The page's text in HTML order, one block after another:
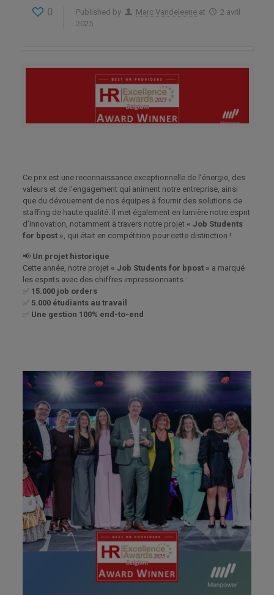
0 Published by Marc Vandeleene at
2 avril
2025
Ce prix est une reconnaissance exceptionnelle de l’énergie, des
valeurs et de l’engagement qui animent notre entreprise, ainsi
que du dévouement de nos équipes à fournir des solutions de
staffing de haute qualité. Il met également en lumière notre esprit
d’innovation, notamment à travers notre projet« Job Students
for bpost » , qui était en compétition pour cette distinction !
📢 Un projet historique
Cette année, notre projet« Job Students for bpost » a marqué
les esprits avec des chiffres impressionnants :
✅ 15.000 job orders
✅ 5.000 étudiants au travail
✅ Une gestion 100% end-to-end